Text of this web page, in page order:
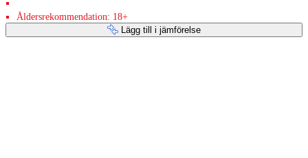
Åldersrekommendation: 18+
Lägg till i jämförelse